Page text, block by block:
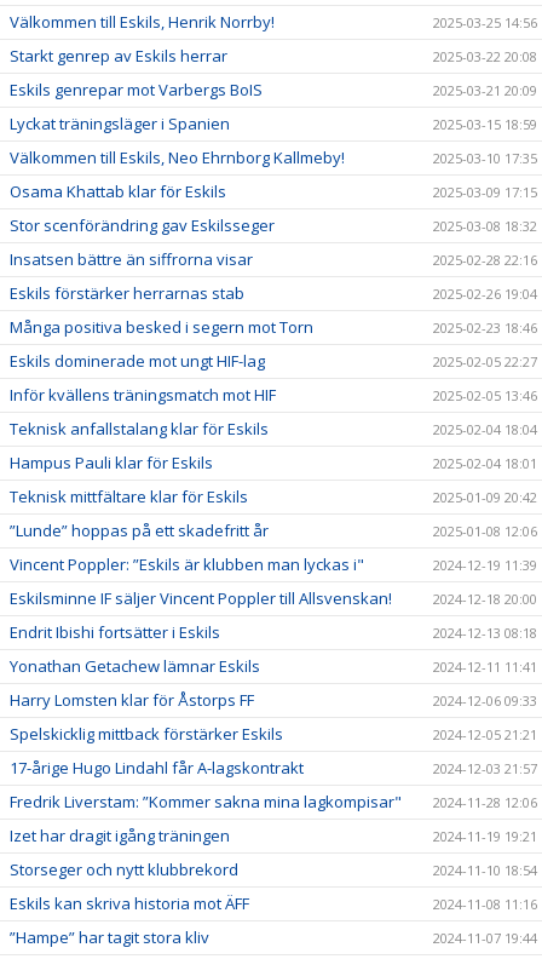
Välkommen till Eskils, Henrik Norrby! 2025-03-25 14:56
Starkt genrep av Eskils herrar 2025-03-22 20:08
Eskils genrepar mot Varbergs BoIS 2025-03-21 20:09
Lyckat träningsläger i Spanien 2025-03-15 18:59
Välkommen till Eskils, Neo Ehrnborg Kallmeby! 2025-03-10 17:35
Osama Khattab klar för Eskils 2025-03-09 17:15
Stor scenförändring gav Eskilsseger 2025-03-08 18:32
Insatsen bättre än siffrorna visar 2025-02-28 22:16
Eskils förstärker herrarnas stab 2025-02-26 19:04
Många positiva besked i segern mot Torn 2025-02-23 18:46
Eskils dominerade mot ungt HIF-lag 2025-02-05 22:27
Inför kvällens träningsmatch mot HIF 2025-02-05 13:46
Teknisk anfallstalang klar för Eskils 2025-02-04 18:04
Hampus Pauli klar för Eskils 2025-02-04 18:01
Teknisk mittfältare klar för Eskils 2025-01-09 20:42
”Lunde” hoppas på ett skadefritt år 2025-01-08 12:06
Vincent Poppler: ”Eskils är klubben man lyckas i" 2024-12-19 11:39
Eskilsminne IF säljer Vincent Poppler till Allsvenskan! 2024-12-18 20:00
Endrit Ibishi fortsätter i Eskils 2024-12-13 08:18
Yonathan Getachew lämnar Eskils 2024-12-11 11:41
Harry Lomsten klar för Åstorps FF 2024-12-06 09:33
Spelskicklig mittback förstärker Eskils 2024-12-05 21:21
17-årige Hugo Lindahl får A-lagskontrakt 2024-12-03 21:57
Fredrik Liverstam: ”Kommer sakna mina lagkompisar" 2024-11-28 12:06
Izet har dragit igång träningen 2024-11-19 19:21
Storseger och nytt klubbrekord 2024-11-10 18:54
Eskils kan skriva historia mot ÄFF 2024-11-08 11:16
”Hampe” har tagit stora kliv 2024-11-07 19:44